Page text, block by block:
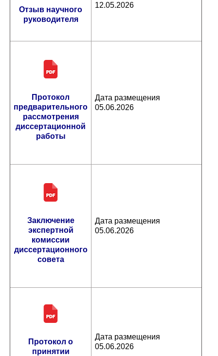
Отзыв научного
руководителя
12.05.2026
Протокол
предварительного
рассмотрения
диссертационной
работы
Дата размещения
05.06.2026
Заключение
экспертной
комиссии
диссертационного
совета
Дата размещения
05.06.2026
Протокол о
принятии
Дата размещения
05.06.2026